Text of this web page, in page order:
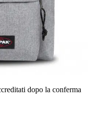
dopo la conferma